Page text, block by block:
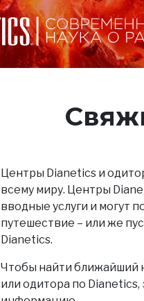
Центры Dianetics и
всему миру. Центры
вводные услуги и могут
путешествие – или же
Dianetics.
Чтобы найти ближайший
или одитора по